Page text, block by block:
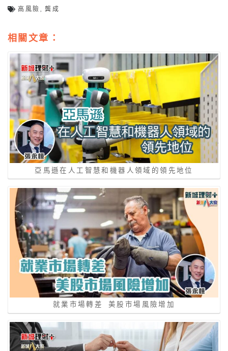
高風險 ,龔成
相關文章：
亞馬遜在人工智慧和機器人領域的領先地位
就業市場轉差 美股市場風險增加